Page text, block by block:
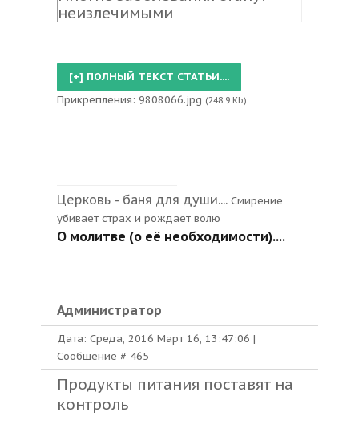
неизлечимыми
Прикрепления: 9808066.jpg (248.9 Kb)
Церковь - баня для души.... Смирение
убивает страх и рождает волю
О молитве (о её необходимости)....
Администратор
Дата: Среда, 2016 Март 16, 13:47:06 |
Сообщение # 465
Продукты питания поставят на
контроль